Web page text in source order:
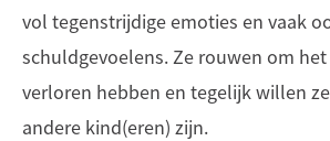
vol tegenstrijdige emoties en vaak
schuldgevoelens. Ze rouwen om
verloren hebben en tegelijk willen
andere kind(eren) zijn.